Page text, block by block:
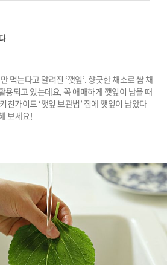
용되고 있는데요. 꼭 애매하게 깻잎이 남을 때
친가이드 ‘깻잎 보관법’ 집에 깻잎이 남았다
보세요!